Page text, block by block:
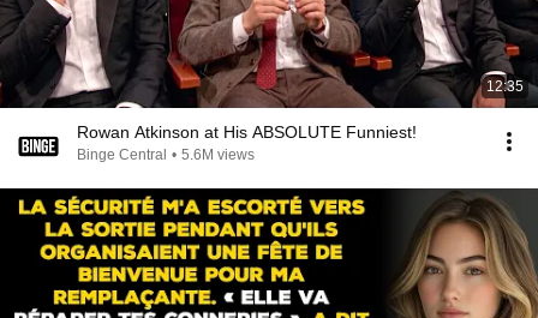
12:35
Rowan Atkinson at His ABSOLUTE Funniest!
Binge Central • 5.6M views